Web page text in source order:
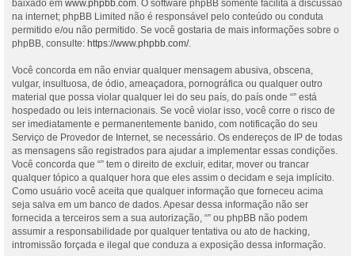
baixado em www.phpbb.com. O software phpBB somente facilita a discussão
na internet; phpBB Limited não é responsável pelo conteúdo ou conduta
permitido e/ou não permitido. Se você gostaria de mais informações sobre o
phpBB, consulte: https://www.phpbb.com/.
Você concorda em não enviar qualquer mensagem abusiva, obscena,
vulgar, insultuosa, de ódio, ameaçadora, pornográfica ou qualquer outro
material que possa violar qualquer lei do seu país, do país onde “” está
hospedado ou leis internacionais. Se você violar isso, você corre o risco de
ser imediatamente e permanentemente banido, com notificação do seu
Serviço de Provedor de Internet, se necessário. Os endereços de IP de todas
as mensagens são registrados para ajudar a implementar essas condições.
Você concorda que “” tem o direito de excluir, editar, mover ou trancar
qualquer tópico a qualquer hora que eles assim o decidam e seja implícito.
Como usuário você aceita que qualquer informação que forneceu acima
seja salva em um banco de dados. Apesar dessa informação não ser
fornecida a terceiros sem a sua autorização, “” ou phpBB não podem
assumir a responsabilidade por qualquer tentativa ou ato de hacking,
intromissão forçada e ilegal que conduza a exposição dessa informação.